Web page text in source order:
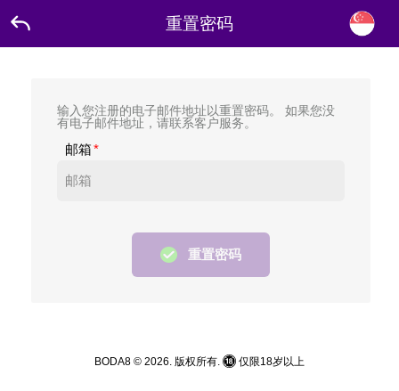
重置密码
输入您注册的电子邮件地址以重置密码。 如果您没
有电子邮件地址，请联系客户服务。
邮箱
重置密码
BODA8 © 2026. 版权所有. 仅限18岁以上